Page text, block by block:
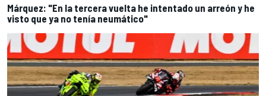
Márquez: "En la tercera vuelta he intentado un arreón y he
visto que ya no tenía neumático"